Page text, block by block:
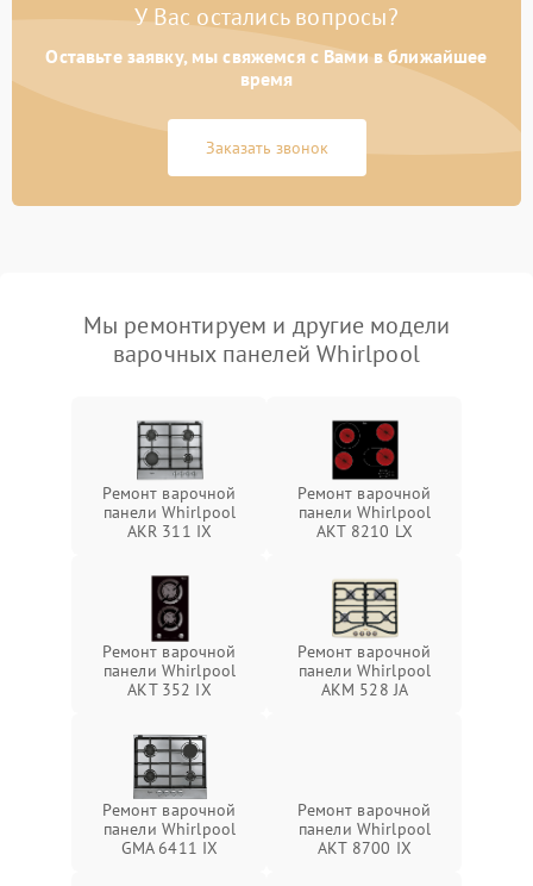
У Вас остались вопросы?
Оставьте заявку, мы свяжемся с Вами в ближайшее
время
Заказать звонок
Мы ремонтируем и другие модели
варочных панелей Whirlpool
Ремонт варочной
панели Whirlpool
AKR 311 IX
Ремонт варочной
панели Whirlpool
AKT 8210 LX
Ремонт варочной
панели Whirlpool
AKT 352 IX
Ремонт варочной
панели Whirlpool
AKM 528 JA
Ремонт варочной
панели Whirlpool
GMA 6411 IX
Ремонт варочной
панели Whirlpool
AKT 8700 IX